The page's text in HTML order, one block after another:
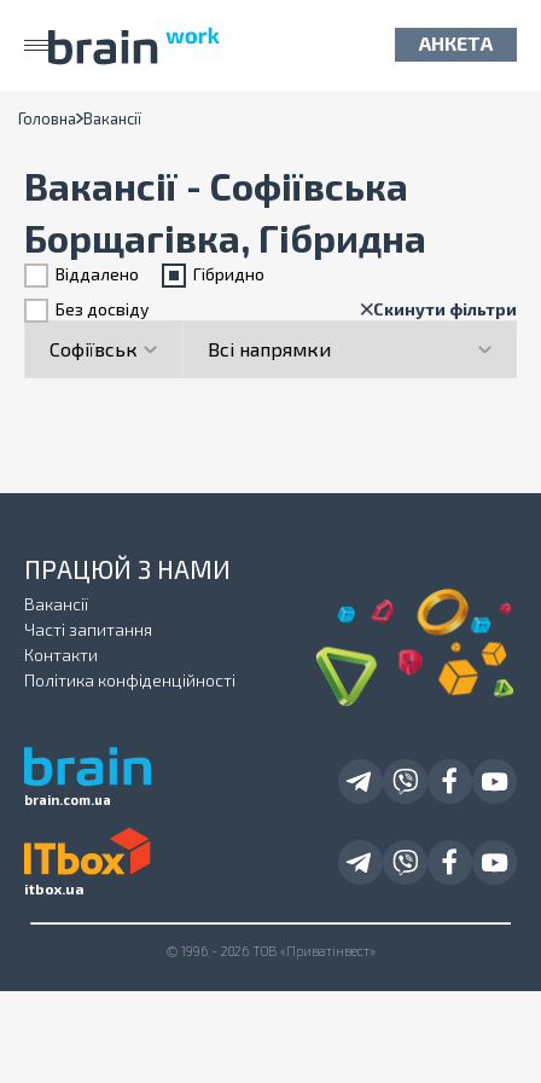
АНКЕТА
Головна Вакансії
Вакансії - Софіївська
Борщагівка, Гібридна
Віддалено
Гiбридно
Без досвіду
Скинути фільтри
brain.com.ua
ПРАЦЮЙ З НАМИ
Вакансії
Часті запитання
Контакти
Політика конфіденційності
itbox.ua
© 1996 - 2026 ТОВ «Приватінвест»